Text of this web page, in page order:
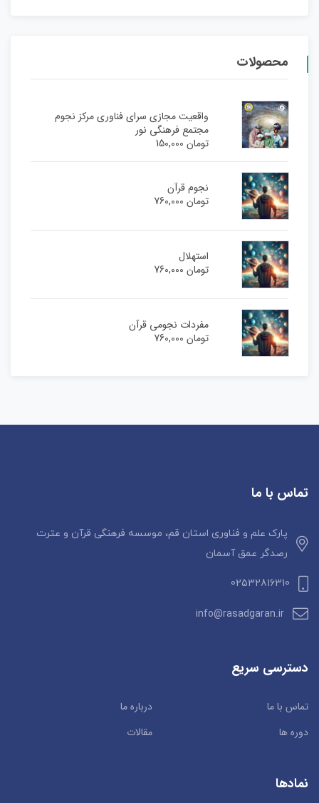
محصولات
واقعیت مجازی سرای فناوری مرکز نجوم
مجتمع فرهنگی نور
تومان150,000
نجوم قرآن
تومان760,000
استهلال
تومان760,000
مفردات نجومی قرآن
تومان760,000
تماس با ما
پارک علم و فناوری استان قم، موسسه فرهنگی قرآن و عترت
رصدگر عمق آسمان
02532816310
info@rasadgaran.ir
دسترسی سریع
تماس با ما
درباره ما
دوره ها
مقالات
نمادها